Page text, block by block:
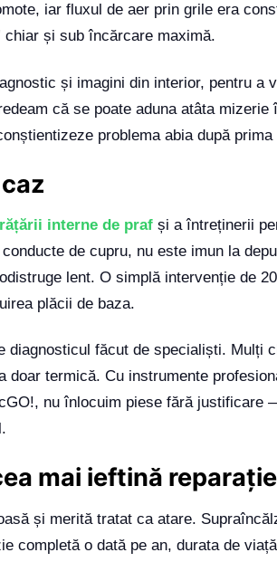
iar fluxul de aer prin grile era
chiar și sub încărcare maximă.
și imagini din interior, pentru a
că se poate aduna atâta mizerie
problema abia după
interne de praf și a întreținerii
de cupru, nu este imun la
lent. O simplă intervenție de
plăcii de baza.
diagnosticul făcut de specialiști. Mulți
doar termică. Cu instrumente
nu înlocuim piese fără justificare
mai ieftină reparație
și merită tratat ca atare.
completă o dată pe an, durata de